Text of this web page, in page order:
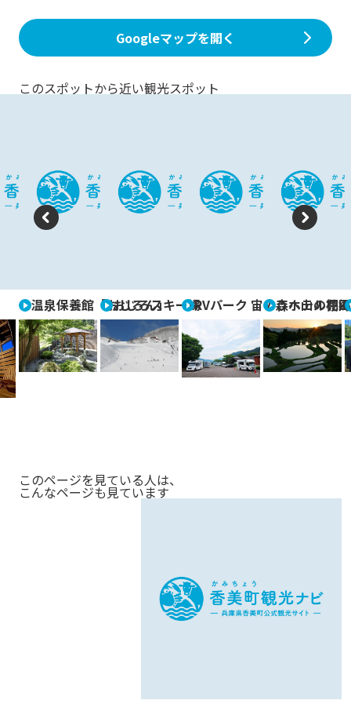
Googleマップを開く
このスポットから近い観光スポット
P
vi
o
u
s
N
xt
温泉保養館「おじろん」
おじろスキー場RVパーク 宙の森ホテル花
うへ山の棚田
このページを見ている人は、
こんなページも見ています